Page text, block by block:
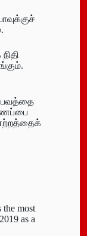
most
as a